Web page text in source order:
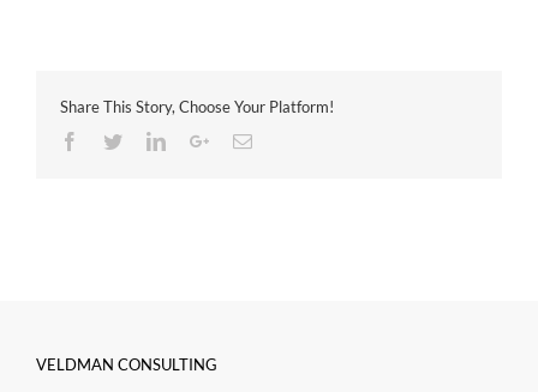
Share This Story, Choose Your Platform!
Facebook
TwitterLinkedInGoogle+Email
VELDMAN CONSULTING